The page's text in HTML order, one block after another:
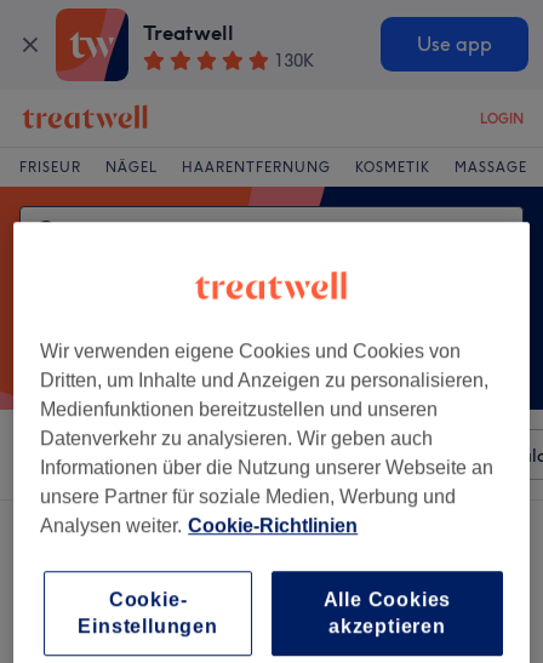
Treatwell
130K
Use app
LOGIN
FRISEUR NÄGEL HAARENTFERNUNG KOSMETIK MASSAGE
Sortieren nach Beliebiger Preis Besonderheiten
Ein Salon, der anbietet:
Wir verwenden eigene Cookies und Cookies von
Dritten, um Inhalte und Anzeigen zu personalisieren,
Medienfunktionen bereitzustellen und unseren
Datenverkehr zu analysieren. Wir geben auch
Informationen über die Nutzung unserer Webseite an
unsere Partner für soziale Medien, Werbung und
Analysen weiter. Cookie-Richtlinien
Cookie-
Einstellungen
Alle Cookies
akzeptieren